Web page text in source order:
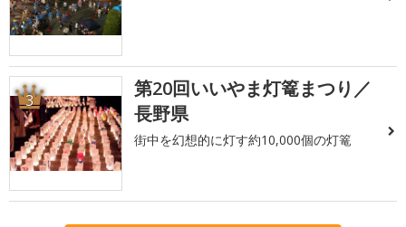
3
第20回いいやま灯篭まつり／
長野県
街中を幻想的に灯す約10,000個の灯篭